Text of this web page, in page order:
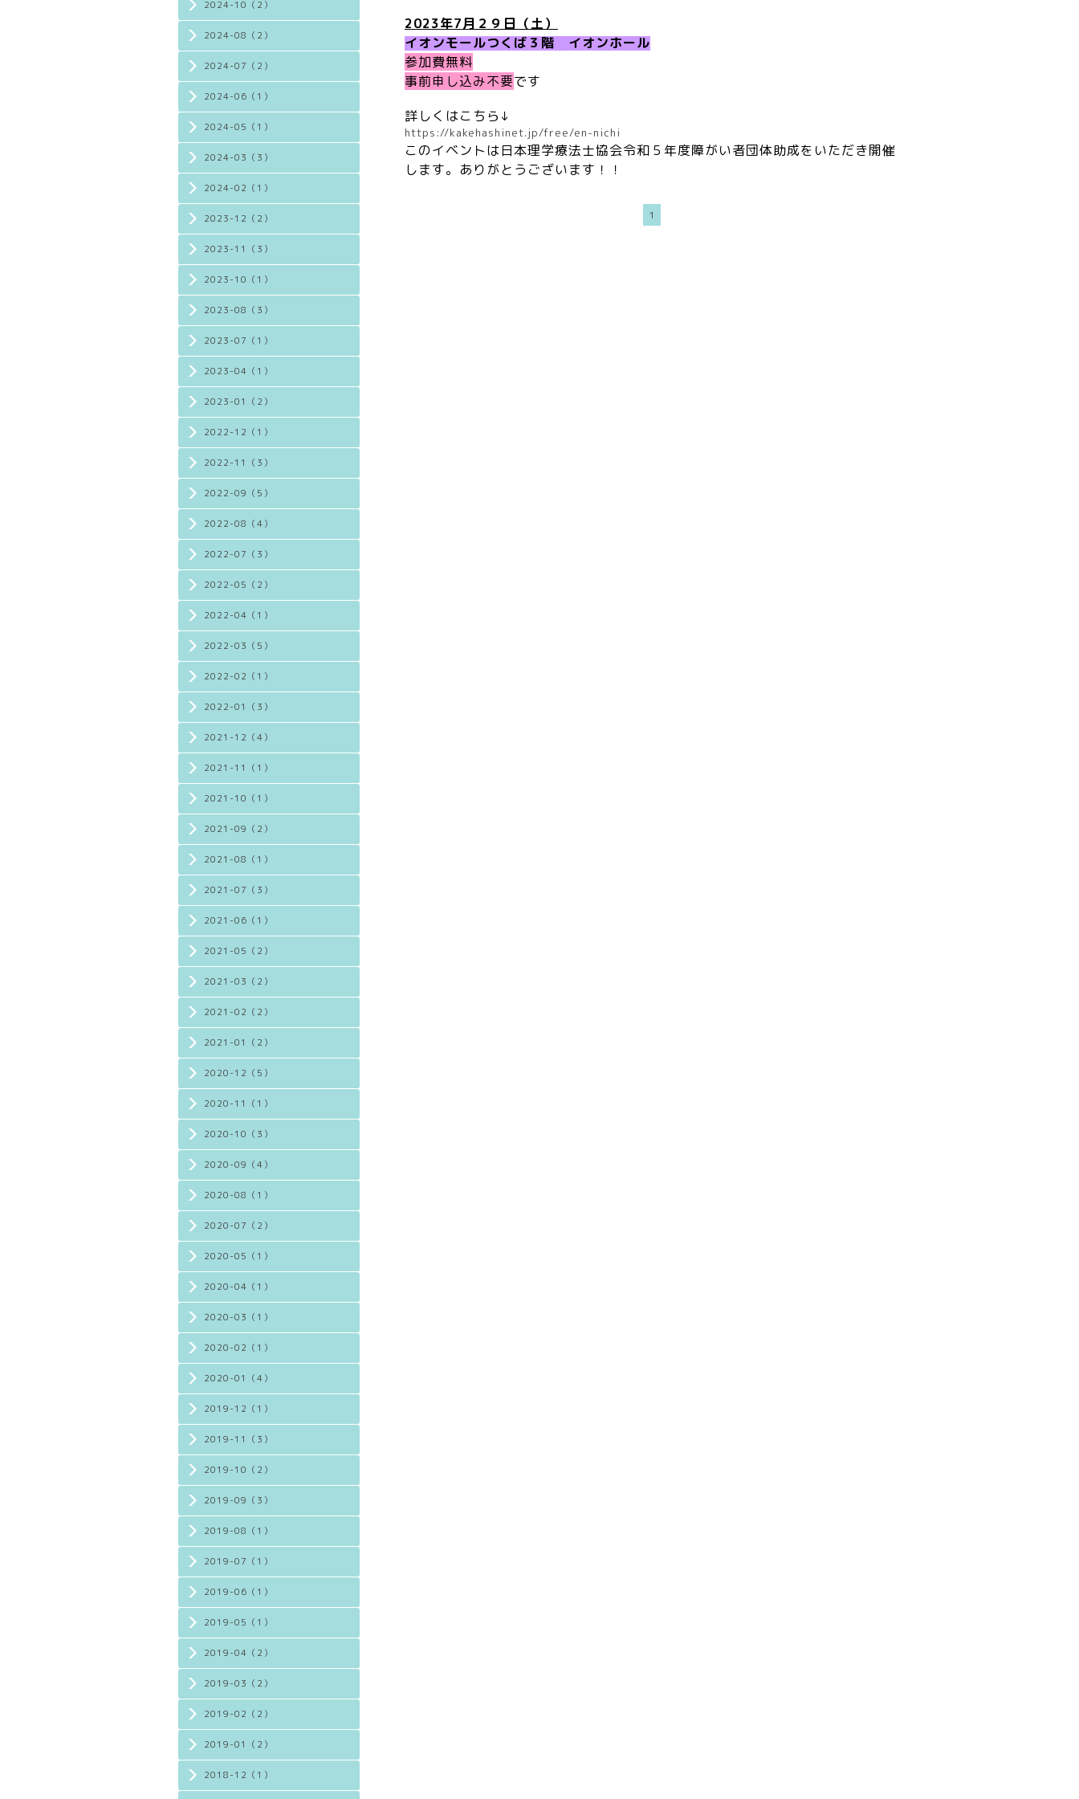
2024-10（2）
2024-08（2）
2024-07（2）
2024-06（1）
2024-05（1）
2024-03（3）
2024-02（1）
2023-12（2）
2023-11（3）
2023-10（1）
2023-08（3）
2023-07（1）
2023-04（1）
2023-01（2）
2022-12（1）
2022-11（3）
2022-09（5）
2022-08（4）
2022-07（3）
2022-05（2）
2022-04（1）
2022-03（5）
2022-02（1）
2022-01（3）
2021-12（4）
2021-11（1）
2021-10（1）
2021-09（2）
2021-08（1）
2021-07（3）
2021-06（1）
2021-05（2）
2021-03（2）
2021-02（2）
2021-01（2）
2020-12（5）
2020-11（1）
2020-10（3）
2020-09（4）
2020-08（1）
2020-07（2）
2020-05（1）
2020-04（1）
2020-03（1）
2020-02（1）
2020-01（4）
2019-12（1）
2019-11（3）
2019-10（2）
2019-09（3）
2019-08（1）
2019-07（1）
2019-06（1）
2019-05（1）
2019-04（2）
2019-03（2）
2019-02（2）
2019-01（2）
2018-12（1）
2023年7月２９日（土）
イオンモールつくば３階 イオンホール
参加費無料
事前申し込み不要です
詳しくはこちら↓
https://kakehashinet.jp/free/en-nichi
このイベントは日本理学療法士協会令和５年度障がい者団体助成をいただき開催
します。ありがとうございます！！
1